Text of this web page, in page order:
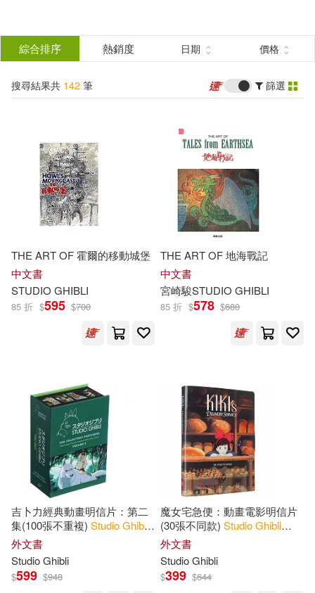
結
分類 (單選)
所有商品(142) 圖書(132)
作者 (可複選)
Studio Ghibli(53)
Cute Kids(32) Notebook(32)
Odell(4)
Studio Ghibli (COR)(4)
傑克．康寧漢(4)
麥可．里德(4)
Cunningham(3) Denison(3)
出版社 (可複選)
Ingram(108)
Chronicle Books(16)
SECRET MUSIC(6)
黑體文化(4)
綜合排序 熱銷度 日期 價格
搜尋結果共 142 筆 篩選
THE ART OF 霍爾的移動城堡
中文書
STUDIO GHIBLI
85 折 $595 $700
THE ART OF 地海戰記
中文書
宮崎駿STUDIO GHIBLI
85 折 $578 $680
吉卜力經典動畫明信片：第二
集(100張不重複) StudioGhibli:
100 Collectible Postcards,
Volume 2 : Final Frames from
the Feature Films (1984
外文書
StudioGhibli
$599 $948
魔女宅急便：動畫電影明信片
(30張不同款) StudioGhibli
Kiki’s Delivery Service
外文書
StudioGhibli
$399 $644